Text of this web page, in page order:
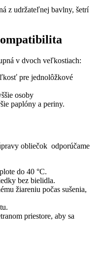
z udržateľnej bavlny, šetrí
v dvoch veľkostiach:
pre jednolôžkové
osoby
paplóny a periny.
obliečok odporúčame
do 40 °C.
bez bielidla.
žiareniu počas sušenia,
priestore, aby sa